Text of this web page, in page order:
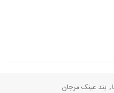
, بند عینک مرجان